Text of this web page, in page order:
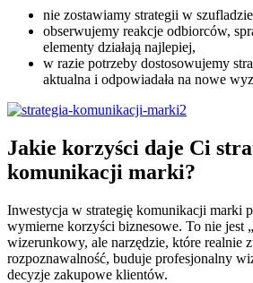
nie zostawiamy strategii w
obserwujemy reakcje odbiorców,
elementy działają najlepiej,
w razie potrzeby dostosowujemy
aktualna i odpowiadała na nowe
Jakie korzyści daje Ci
komunikacji marki?
Inwestycja w strategię komunikacji marki
wymierne korzyści biznesowe. To nie jest
wizerunkowy, ale narzędzie, które realnie
rozpoznawalność, buduje profesjonalny
decyzje zakupowe klientów.